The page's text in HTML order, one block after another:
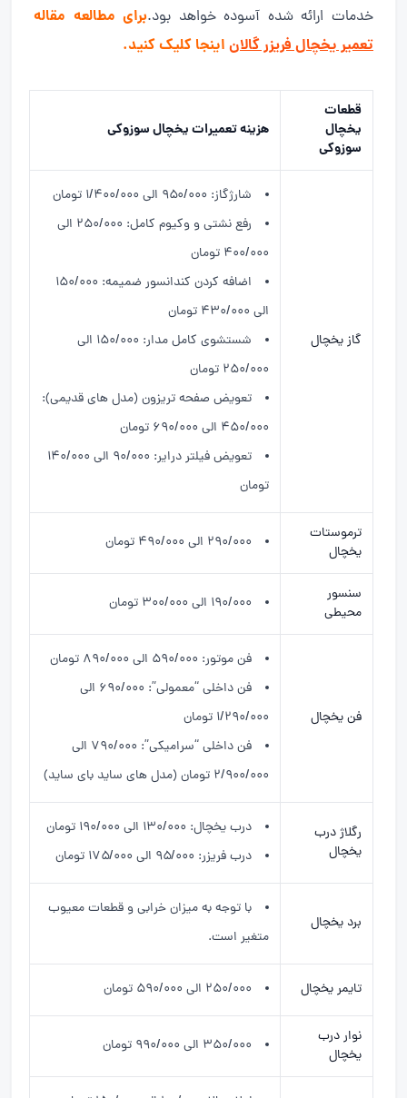
خدمات ارائه شده آسوده خواهد بود.برای مطالعه مقاله
تعمیر یخچال فریزر گالان اینجا کلیک کنید.
قطعات
یخچال
سوزوکی
هزینه تعمیرات یخچال سوزوکی
گاز یخچال
شارژگاز: ۹۵۰/۰۰۰ الی ۱/۴۰۰/۰۰۰ تومان
رفع نشتی و وکیوم کامل: ۲۵۰/۰۰۰ الی
۴۰۰/۰۰۰ تومان
اضافه کردن کندانسور ضمیمه: ۱۵۰/۰۰۰
الی ۴۳۰/۰۰۰ تومان
شستشوی کامل مدار: ۱۵۰/۰۰۰ الی
۲۵۰/۰۰۰ تومان
تعویض صفحه تریزون (مدل های قدیمی):
۴۵۰/۰۰۰ الی ۶۹۰/۰۰۰ تومان
تعویض فیلتر درایر: ۹۰/۰۰۰ الی ۱۴۰/۰۰۰
تومان
ترموستات
یخچال
۲۹۰/۰۰۰ الی ۴۹۰/۰۰۰ تومان
سنسور
محیطی
۱۹۰/۰۰۰ الی ۳۰۰/۰۰۰ تومان
فن یخچال
فن موتور: ۵۹۰/۰۰۰ الی ۸۹۰/۰۰۰ تومان
فن داخلی “معمولی”: ۶۹۰/۰۰۰ الی
۱/۲۹۰/۰۰۰ تومان
فن داخلی “سرامیکی”: ۷۹۰/۰۰۰ الی
۲/۹۰۰/۰۰۰ تومان (مدل های ساید بای ساید)
رگلاژ درب
یخچال
درب یخچال: ۱۳۰/۰۰۰ الی ۱۹۰/۰۰۰ تومان
درب فریزر: ۹۵/۰۰۰ الی ۱۷۵/۰۰۰ تومان
برد یخچال
با توجه به میزان خرابی و قطعات معیوب
متغیر است.
تایمر یخچال ۲۵۰/۰۰۰ الی ۵۹۰/۰۰۰ تومان
نوار درب
یخچال
۳۵۰/۰۰۰ الی ۹۹۰/۰۰۰ تومان